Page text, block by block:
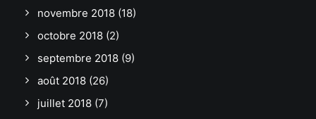
novembre 2018 (18)
octobre 2018 (2)
septembre 2018 (9)
août 2018 (26)
juillet 2018 (7)